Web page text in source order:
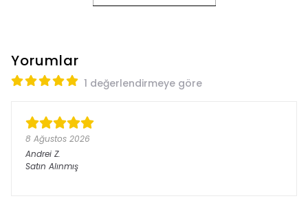
Yorumlar
1 değerlendirmeye göre
8 Ağustos 2026
Andrei Z.
Satın Alınmış